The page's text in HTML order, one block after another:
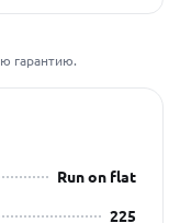
гарантию.
Run on flat
225